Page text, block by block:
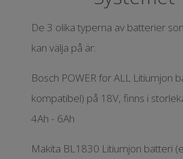
De 3 olika typerna av batterier
kan välja på är:
Bosch POWER for ALL Litiumjon
kompatibel) på 18V, finns i
4Ah - 6Ah
Makita BL1830 Litiumjon batteri